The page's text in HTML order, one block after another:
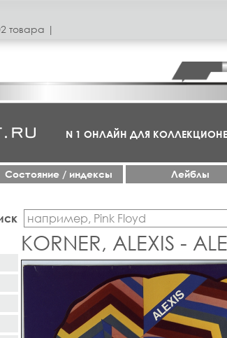
товара |
N 1 ОНЛАЙН ДЛЯ
Cостояние / индексы Лейблы
KORNER, ALEXIS -